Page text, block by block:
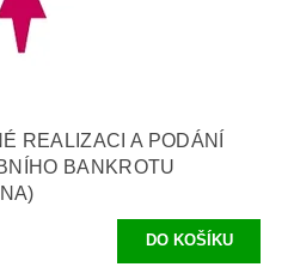
REALIZACI A PODÁNÍ
BANKROTU